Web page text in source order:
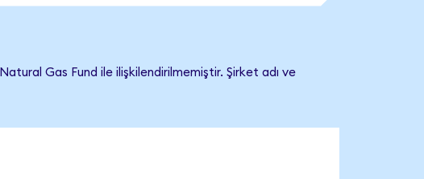
Gas Fund ile ilişkilendirilmemiştir. Şirket adı ve